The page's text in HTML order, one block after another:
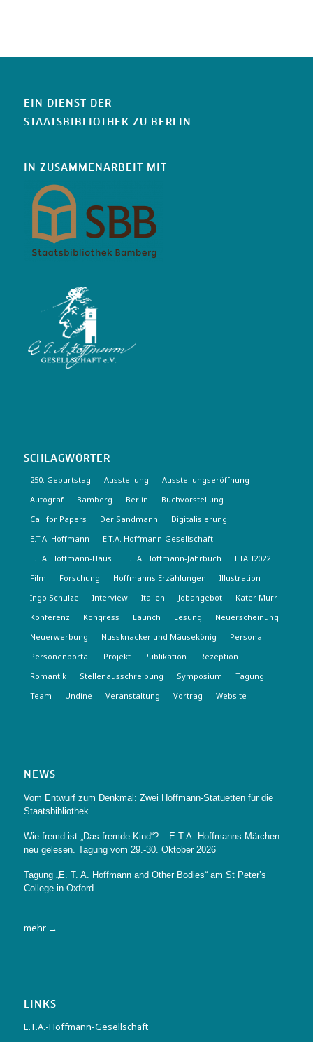
EIN DIENST DER
STAATSBIBLIOTHEK ZU BERLIN
IN ZUSAMMENARBEIT MIT
SCHLAGWÖRTER
250. Geburtstag Ausstellung
Ausstellungseröffnung
Autograf
Bamberg Berlin
Buchvorstellung
Call for Papers
Der Sandmann
Digitalisierung
E.T.A. Hoffmann
E.T.A. Hoffmann-Gesellschaft
E.T.A. Hoffmann-Haus
E.T.A. Hoffmann-Jahrbuch
ETAH2022
Film
Forschung Hoffmanns Erzählungen
Illustration
Ingo Schulze
Interview Italien Jobangebot
Kater Murr
Konferenz
Kongress Launch Lesung
Neuerscheinung
Neuerwerbung
Nussknacker und Mäusekönig
Personal
Personenportal
Projekt Publikation
Rezeption
Romantik
Stellenausschreibung Symposium
Tagung
Team
Undine Veranstaltung Vortrag Website
NEWS
Vom Entwurf zum Denkmal: Zwei Hoffmann-Statuetten für die
Staatsbibliothek
Wie fremd ist „Das fremde Kind“? – E.T.A. Hoffmanns Märchen
neu gelesen. Tagung vom 29.-30. Oktober 2026
Tagung „E. T. A. Hoffmann and Other Bodies“ am St Peter’s
College in Oxford
mehr →
LINKS
E.T.A.-Hoffmann-Gesellschaft